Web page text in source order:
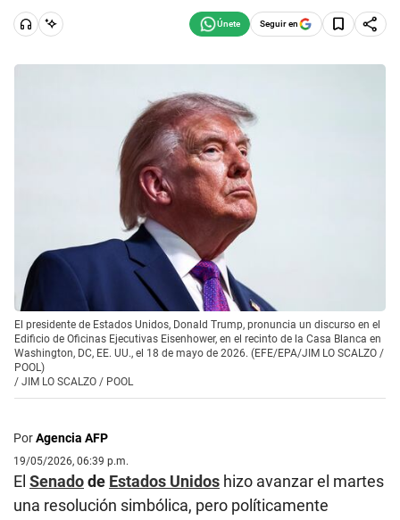
Seguir en
El presidente de Estados Unidos, Donald Trump, pronuncia un discurso en el
Edificio de Oficinas Ejecutivas Eisenhower, en el recinto de la Casa Blanca en
Washington, DC, EE. UU., el 18 de mayo de 2026. (EFE/EPA/JIM LO SCALZO /
POOL)
/ JIM LO SCALZO / POOL
PorAgencia AFP
19/05/2026, 06:39 p.m.
El Senadode Estados Unidos hizo avanzar el martes
una resolución simbólica, pero políticamente